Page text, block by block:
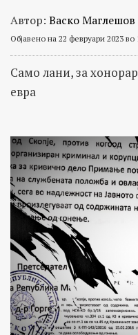
Автор: Васко Маглешов
Објавено на 22 февруари 2023 во
Само лани, за
евра